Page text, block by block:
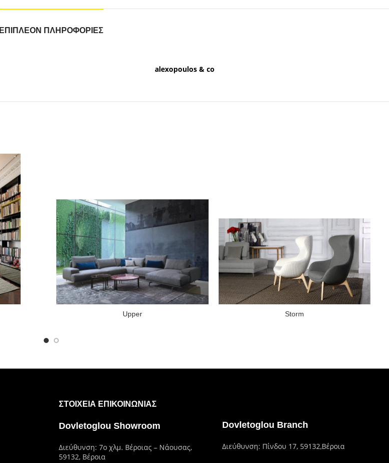
ΕΠΙΠΛΈΟΝ ΠΛΗΡΟΦΟΡΊΕΣ
alexopoulos & co
Upper Storm
ΣΤΟΙΧΕΊΑ ΕΠΙΚΟΙΝΩΝΊΑΣ
Dovletoglou Showroom
Διεύθυνση: 7ο χλμ. Βέροιας – Νάουσας,
59132, Βέροια
Dovletoglou Branch
Διεύθυνση: Πίνδου 17, 59132,Βέροια